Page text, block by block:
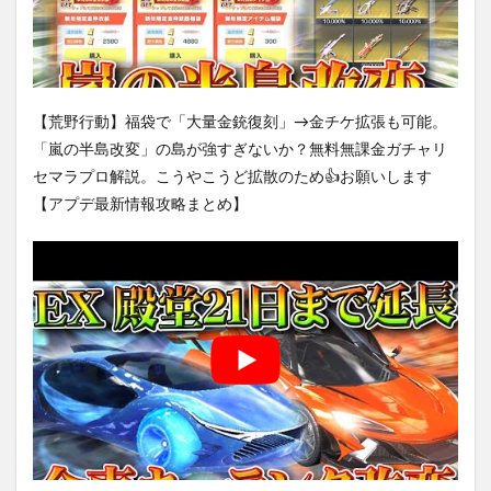
【荒野行動】福袋で「大量金銃復刻」→金チケ拡張も可能。
「嵐の半島改変」の島が強すぎないか？無料無課金ガチャリ
セマラプロ解説。こうやこうど拡散のため👍お願いします
【アプデ最新情報攻略まとめ】